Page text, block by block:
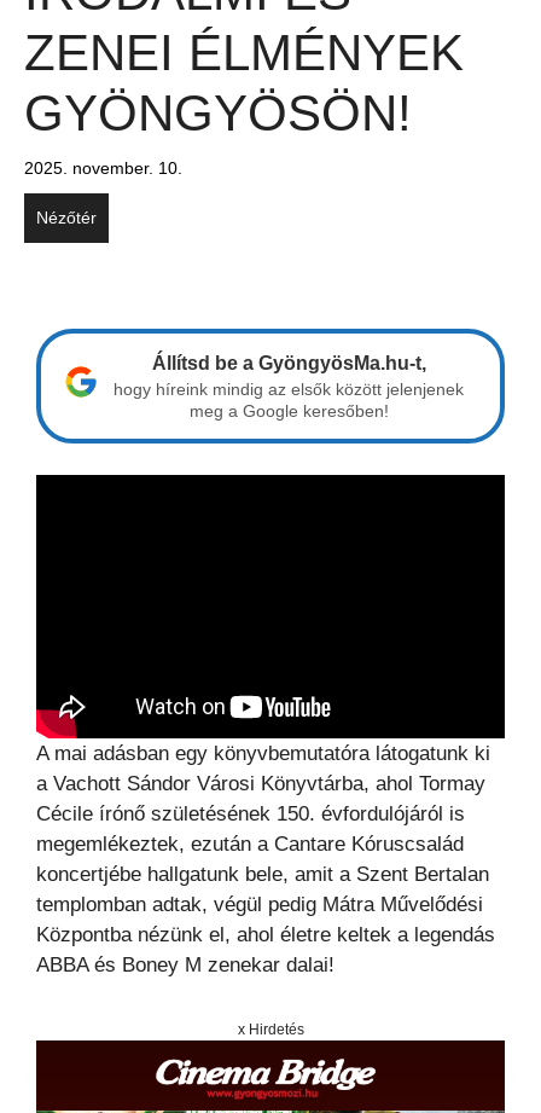
ZENEI ÉLMÉNYEK
GYÖNGYÖSÖN!
2025. november. 10.
Nézőtér
Állítsd be a GyöngyösMa.hu-t,
hogy híreink mindig az elsők között jelenjenek
meg a Google keresőben!
A mai adásban egy könyvbemutatóra látogatunk ki
a Vachott Sándor Városi Könyvtárba, ahol Tormay
Cécile írónő születésének 150. évfordulójáról is
megemlékeztek, ezután a Cantare Kóruscsalád
koncertjébe hallgatunk bele, amit a Szent Bertalan
templomban adtak, végül pedig Mátra Művelődési
Központba nézünk el, ahol életre keltek a legendás
ABBA és Boney M zenekar dalai!
x Hirdetés